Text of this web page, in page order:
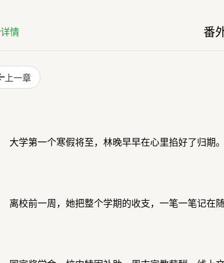
详情 番
上一章
大学第一个寒假将至，林晚早早在心里掐好了归期。
离校前一周，她把整个学期的收支，一笔一笔记在